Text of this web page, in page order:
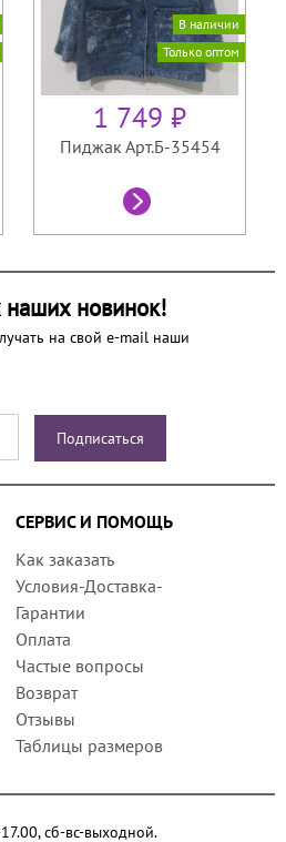
В наличии
Только оптом
1 749 ₽
Пиджак Арт.Б-35454
наших новинок!
на свой e-mail наши
СЕРВИС И ПОМОЩЬ
Как заказать
Условия-Доставка-
Гарантии
Оплата
Частые вопросы
Возврат
Отзывы
Таблицы размеров
сб-вс-выходной.